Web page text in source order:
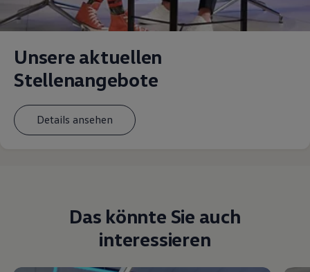
Unsere aktuellen
Stellenangebote
Details ansehen
Das könnte Sie auch
interessieren